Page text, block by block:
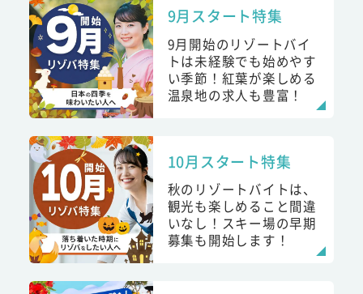
9月スタート特集
9月開始のリゾートバイ
トは未経験でも始めやす
い季節！紅葉が楽しめる
温泉地の求人も豊富！
10月スタート特集
秋のリゾートバイトは、
観光も楽しめること間違
いなし！スキー場の早期
募集も開始します！